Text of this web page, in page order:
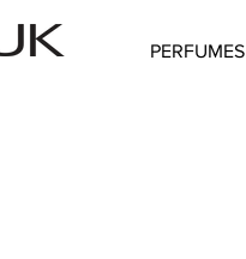
PERFUMES